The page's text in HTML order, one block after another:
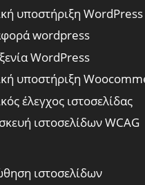
υποστήριξη WordPress
wordpress
WordPress
υποστήριξη
έλεγχος ιστοσελίδας
ιστοσελίδων WCAG
ιστοσελίδων